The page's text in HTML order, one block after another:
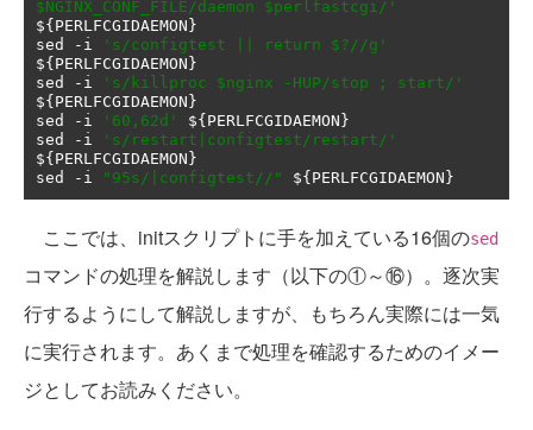
$NGINX_CONF_FILE/daemon $perlfastcgi/'
${ PERLFCGIDAEMON }
sed
- i
's/configtest || return $?//g'
${ PERLFCGIDAEMON }
sed
- i
's/killproc $nginx -HUP/stop ; start/'
${ PERLFCGIDAEMON }
sed
- i '60,62d' ${ PERLFCGIDAEMON }
sed
- i
's/restart|configtest/restart/'
${ PERLFCGIDAEMON }
sed
- i "95s/|configtest//" ${ PERLFCGIDAEMON }
ここでは、initスクリプトに手を加えている16個のsed
コマンドの処理を解説します（以下の①～⑯）。逐次実
行するようにして解説しますが、もちろん実際には一気
に実行されます。あくまで処理を確認するためのイメー
ジとしてお読みください。